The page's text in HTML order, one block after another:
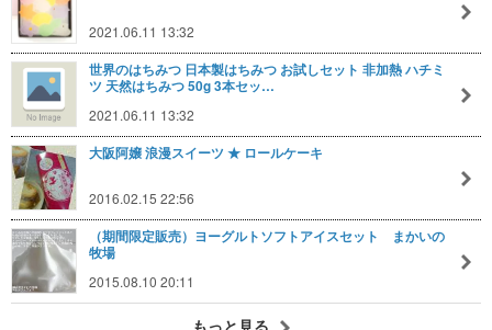
2021.06.11 13:32
世界のはちみつ 日本製はちみつ お試しセット 非加熱 ハチミ
ツ 天然はちみつ 50g 3本セッ…
2021.06.11 13:32
大阪阿嬢 浪漫スイーツ ★ ロールケーキ
2016.02.15 22:56
（期間限定販売）ヨーグルトソフトアイスセット まかいの
牧場
2015.08.10 20:11